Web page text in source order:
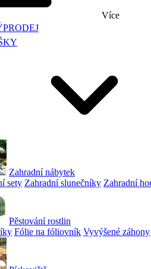
Více
Zahradní nábytek
sety Zahradní slunečníky Zahradní
Pěstování rostlin
Fólie na fóliovník Vyvýšené záhony